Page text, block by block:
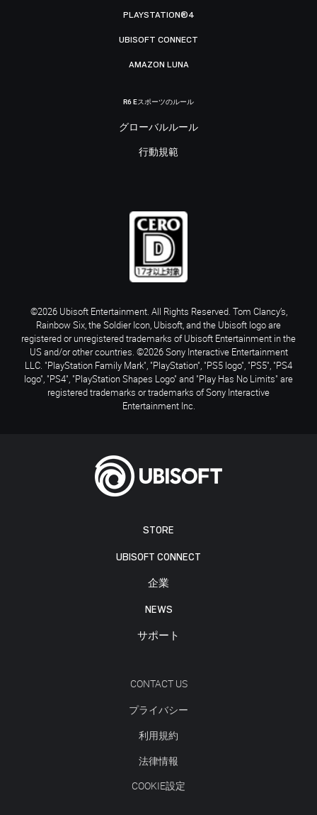
STORE
UBISOFT CONNECT
企業
NEWS
サポート
CONTACT US
プライバシー
利用規約
法律情報
COOKIE設定
PLAYSTATION®4
UBISOFT CONNECT
AMAZON LUNA
R6 Eスポーツのルール
グローバルルール
行動規範
©2026 Ubisoft Entertainment. All Rights Reserved. Tom Clancy’s,
Rainbow Six, the Soldier Icon, Ubisoft, and the Ubisoft logo are
registered or unregistered trademarks of Ubisoft Entertainment in the
US and/or other countries. ©2026 Sony Interactive Entertainment
LLC. "PlayStation Family Mark", "PlayStation", "PS5 logo", "PS5", "PS4
logo", "PS4", "PlayStation Shapes Logo" and "Play Has No Limits" are
registered trademarks or trademarks of Sony Interactive
Entertainment Inc.